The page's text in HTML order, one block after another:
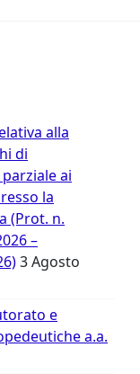
alla
di
ai
la
(Prot. n.
–
3 Agosto
e
a.a.